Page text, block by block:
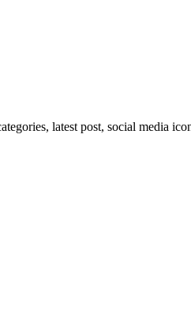
latest post, social media